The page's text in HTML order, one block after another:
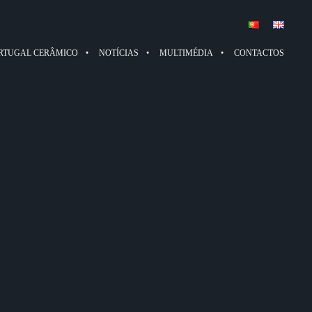
CERÂMICO NOTÍCIAS MULTIMÉDIA CONTACTOS